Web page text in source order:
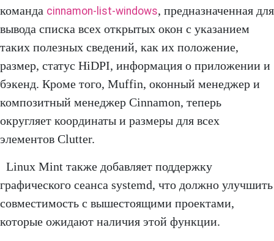
команда cinnamon-list-windows, предназначенная для
вывода списка всех открытых окон с указанием
таких полезных сведений, как их положение,
размер, статус HiDPI, информация о приложении и
бэкенд. Кроме того, Muffin, оконный менеджер и
композитный менеджер Cinnamon, теперь
округляет координаты и размеры для всех
элементов Clutter.
Linux Mint также добавляет поддержку
графического сеанса systemd, что должно улучшить
совместимость с вышестоящими проектами,
которые ожидают наличия этой функции.